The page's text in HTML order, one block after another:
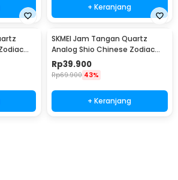
+ Keranjang
-
SKMEI Jam Tangan Quartz
Analog Shio Chinese Zodiac
Waterproof 30M Kuda - 2327
Rp39.900
Rp69.900 43%
+ Keranjang